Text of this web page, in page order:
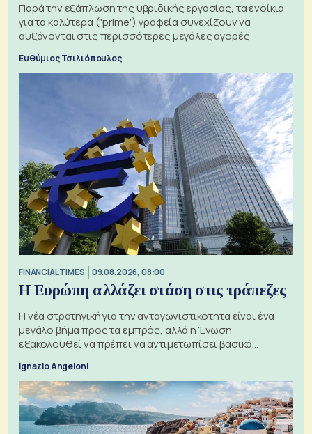
Παρά την εξάπλωση της υβριδικής εργασίας, τα ενοίκια
για τα καλύτερα ("prime") γραφεία συνεχίζουν να
αυξάνονται στις περισσότερες μεγάλες αγορές
Ευθύμιος Τσιλιόπουλος
FINANCIAL TIMES 09.08.2026, 08:00
Η Ευρώπη αλλάζει στάση στις τράπεζες
Η νέα στρατηγική για την ανταγωνιστικότητα είναι ένα
μεγάλο βήμα προς τα εμπρός, αλλά η Ένωση
εξακολουθεί να πρέπει να αντιμετωπίσει βασικά
Ignazio Angeloni